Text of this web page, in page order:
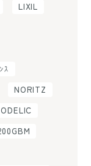
LIXIL
ｽ
NORITZ
ODELIC